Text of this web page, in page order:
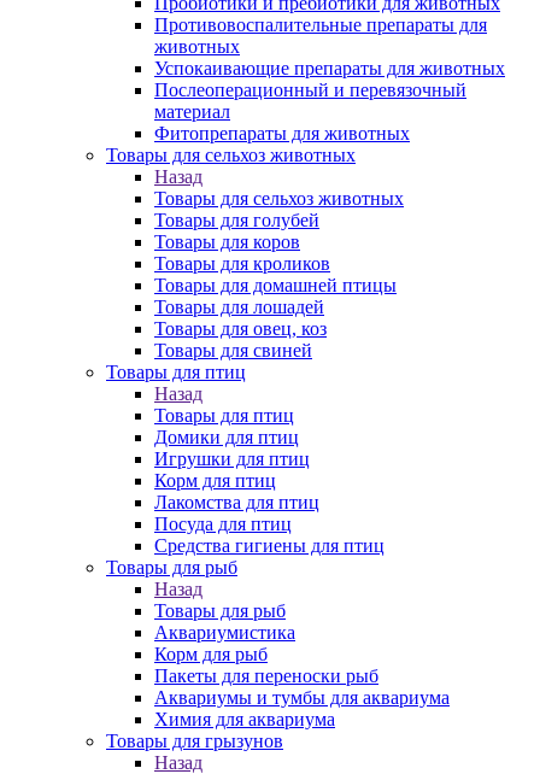
Противовоспалительные препараты для
животных
Успокаивающие препараты для животных
Послеоперационный и перевязочный
материал
Фитопрепараты для животных
Товары для сельхоз животных
Назад
Товары для сельхоз животных
Товары для голубей
Товары для коров
Товары для кроликов
Товары для домашней птицы
Товары для лошадей
Товары для овец, коз
Товары для свиней
Товары для птиц
Назад
Товары для птиц
Домики для птиц
Игрушки для птиц
Корм для птиц
Лакомства для птиц
Посуда для птиц
Средства гигиены для птиц
Товары для рыб
Назад
Товары для рыб
Аквариумистика
Корм для рыб
Пакеты для переноски рыб
Аквариумы и тумбы для аквариума
Химия для аквариума
Товары для грызунов
Назад